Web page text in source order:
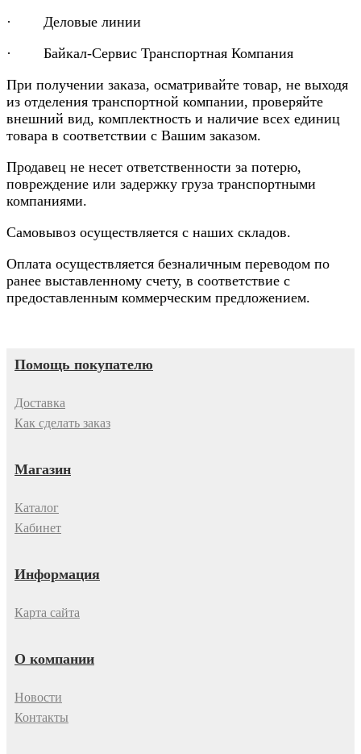
· Деловые линии
· Байкал-Сервис Транспортная Компания
При получении заказа, осматривайте товар, не выходя
из отделения транспортной компании, проверяйте
внешний вид, комплектность и наличие всех единиц
товара в соответствии с Вашим заказом.
Продавец не несет ответственности за потерю,
повреждение или задержку груза транспортными
компаниями.
Самовывоз осуществляется с наших складов.
Оплата осуществляется безналичным переводом по
ранее выставленному счету, в соответствие с
предоставленным коммерческим предложением.
Помощь покупателю
Доставка
Как сделать заказ
Магазин
Каталог
Кабинет
Информация
Карта сайта
О компании
Новости
Контакты